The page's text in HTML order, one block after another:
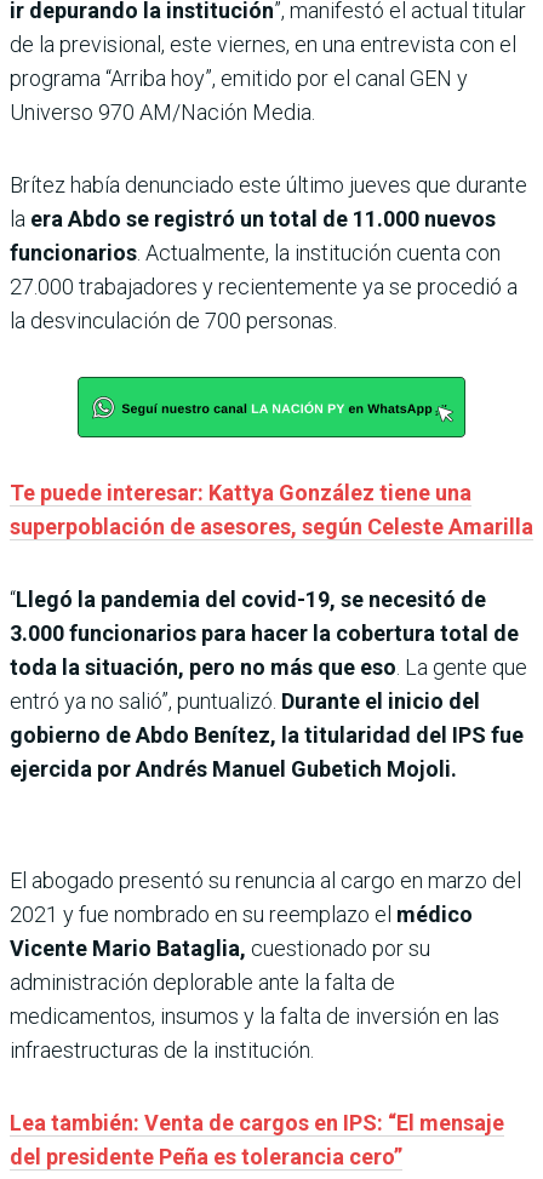
ir depurando la institución”, manifestó el actual titular
de la previsional, este viernes, en una entrevista con el
programa “Arriba hoy”, emitido por el canal GEN y
Universo 970 AM/Nación Media.
Brítez había denunciado este último jueves que durante
la era Abdo se registró un total de 11.000 nuevos
funcionarios. Actualmente, la institución cuenta con
27.000 trabajadores y recientemente ya se procedió a
la desvinculación de 700 personas.
Te puede interesar: Kattya González tiene una
superpoblación de asesores, según Celeste Amarilla
“Llegó la pandemia del covid-19, se necesitó de
3.000 funcionarios para hacer la cobertura total de
toda la situación, pero no más que eso. La gente que
entró ya no salió”, puntualizó. Durante el inicio del
gobierno de Abdo Benítez, la titularidad del IPS fue
ejercida por Andrés Manuel Gubetich Mojoli.
El abogado presentó su renuncia al cargo en marzo del
2021 y fue nombrado en su reemplazo el médico
Vicente Mario Bataglia, cuestionado por su
administración deplorable ante la falta de
medicamentos, insumos y la falta de inversión en las
infraestructuras de la institución.
Lea también: Venta de cargos en IPS: “El mensaje
del presidente Peña es tolerancia cero”